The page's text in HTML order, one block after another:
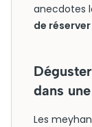
anecdotes
de
dans
Les